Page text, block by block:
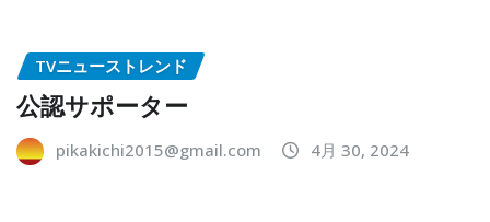
TVニューストレンド
公認サポーター
pikakichi2015@gmail.com 4月 30, 2024